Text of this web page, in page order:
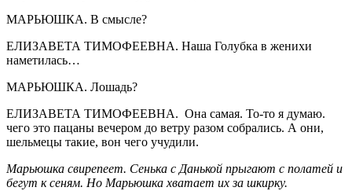
МАРЬЮШКА. В смысле?
ЕЛИЗАВЕТА ТИМОФЕЕВНА. Наша Голубка в женихи
наметилась…
МАРЬЮШКА. Лошадь?
ЕЛИЗАВЕТА ТИМОФЕЕВНА. Она самая. То-то я думаю.
чего это пацаны вечером до ветру разом собрались. А они,
шельмецы такие, вон чего учудили.
Марьюшка свирепеет. Сенька с Данькой прыгают с полатей и
бегут к сеням. Но Марьюшка хватает их за шкирку.